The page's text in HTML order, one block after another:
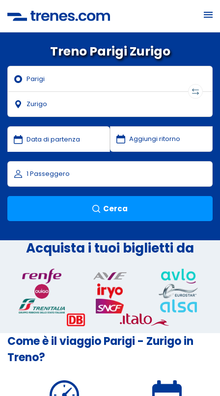
Treno Parigi Zurigo
Cerca
Acquista i tuoi biglietti da
Come è il viaggio Parigi - Zurigo in
Treno?